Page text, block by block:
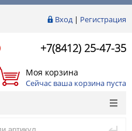
Вход| Регистрация
+7(8412) 25-47-35
Моя корзина
Сейчас ваша корзина пуста